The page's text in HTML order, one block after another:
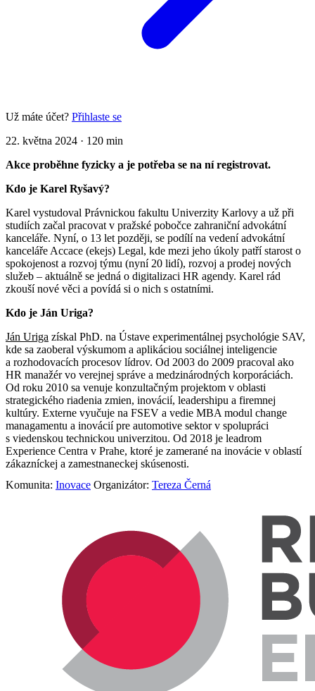
Už máte účet? Přihlaste se
22. května 2024 · 120 min
Akce proběhne fyzicky a je potřeba se na ní registrovat.
Kdo je Karel Ryšavý?
Karel vystudoval Právnickou fakultu Univerzity Karlovy a už při
studiích začal pracovat v pražské pobočce zahraniční advokátní
kanceláře. Nyní, o 13 let později, se podílí na vedení advokátní
kanceláře Accace (ekejs) Legal, kde mezi jeho úkoly patří starost o
spokojenost a rozvoj týmu (nyní 20 lidí), rozvoj a prodej nových
služeb – aktuálně se jedná o digitalizaci HR agendy. Karel rád
zkouší nové věci a povídá si o nich s ostatními.
Kdo je Ján Uriga?
Ján Uriga získal PhD. na Ústave experimentálnej psychológie SAV,
kde sa zaoberal výskumom a aplikáciou sociálnej inteligencie
a rozhodovacích procesov lídrov. Od 2003 do 2009 pracoval ako
HR manažér vo verejnej správe a medzinárodných korporáciách.
Od roku 2010 sa venuje konzultačným projektom v oblasti
strategického riadenia zmien, inovácií, leadershipu a firemnej
kultúry. Externe vyučuje na FSEV a vedie MBA modul change
managamentu a inovácií pre automotive sektor v spolupráci
s viedenskou technickou univerzitou. Od 2018 je leadrom
Experience Centra v Prahe, ktoré je zamerané na inovácie v oblastí
zákazníckej a zamestnaneckej skúsenosti.
Komunita: Inovace Organizátor: Tereza Černá